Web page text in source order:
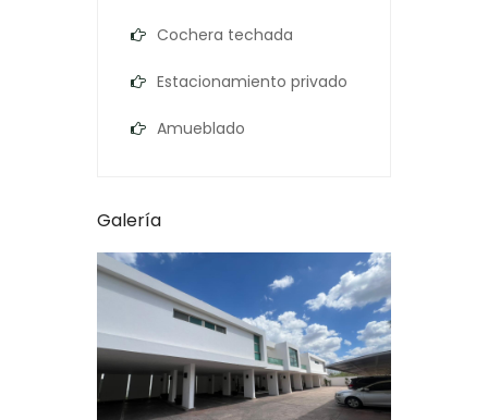
Cochera techada
Estacionamiento privado
Amueblado
Galería